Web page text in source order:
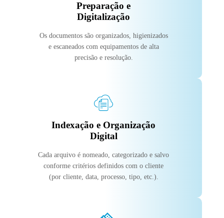
Preparação e
Digitalização
Os documentos são organizados, higienizados
e escaneados com equipamentos de alta
precisão e resolução.
Indexação e Organização
Digital
Cada arquivo é nomeado, categorizado e salvo
conforme critérios definidos com o cliente
(por cliente, data, processo, tipo, etc.).